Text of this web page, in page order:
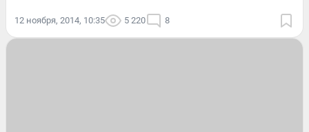
12 ноября, 2014, 10:35 5 220 8